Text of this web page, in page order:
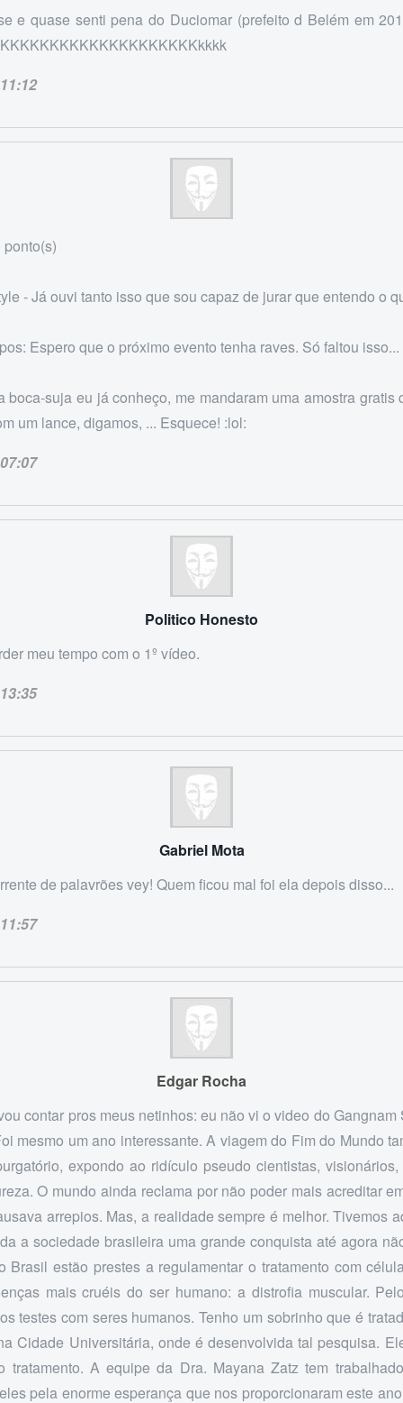
e quase senti pena do Duciomar (prefeito d Belém em
11:12
- Já ouvi tanto isso que sou capaz de jurar que entendo o
Espero que o próximo evento tenha raves. Só faltou
boca-suja eu já conheço, me mandaram uma amostra gratis
um lance, digamos, ... Esquece! :lol:
07:07
Politico Honesto
meu tempo com o 1º vídeo.
13:35
Gabriel Mota
de palavrões vey! Quem ficou mal foi ela depois disso...
11:57
Edgar Rocha
contar pros meus netinhos: eu não vi o video do Gangnam
mesmo um ano interessante. A viagem do Fim do Mundo
expondo ao ridículo pseudo cientistas, visionários,
O mundo ainda reclama por não poder mais acreditar
arrepios. Mas, a realidade sempre é melhor. Tivemos
a sociedade brasileira uma grande conquista até agora
Brasil estão prestes a regulamentar o tratamento com
mais cruéis do ser humano: a distrofia muscular.
testes com seres humanos. Tenho um sobrinho que é
Cidade Universitária, onde é desenvolvida tal pesquisa.
tratamento. A equipe da Dra. Mayana Zatz tem
pela enorme esperança que nos proporcionaram este